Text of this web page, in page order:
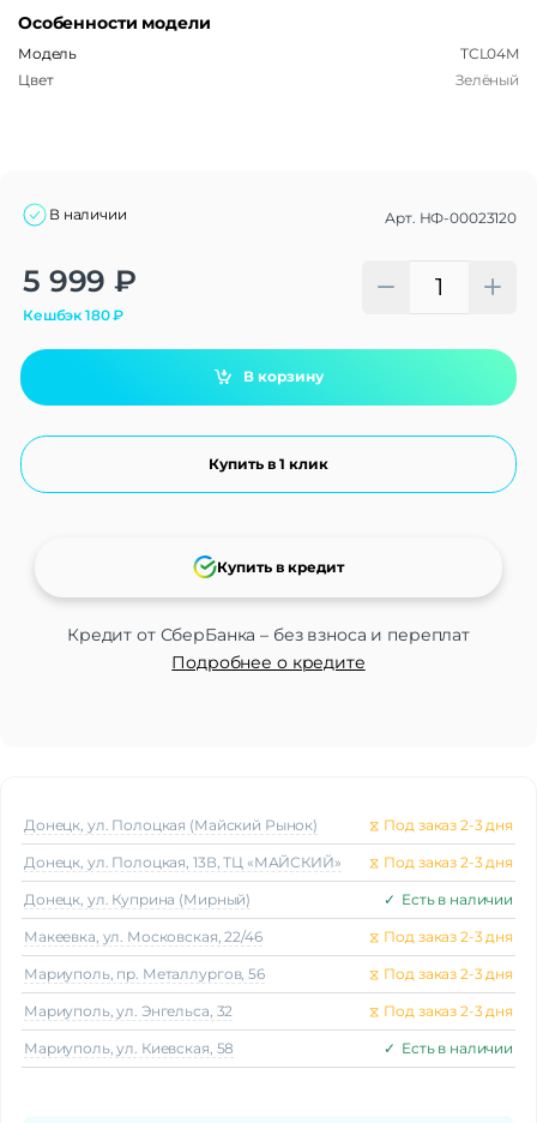
Особенности модели
Модель
TCL04M
Цвет
Зелёный
В наличии Арт. НФ-00023120
5 999 ₽
Кешбэк180₽
В корзину
Купить в 1 клик
Кредит от СберБанка – без взноса и переплат
Подробнее о кредите
Купить в кредит
Alternative:
Донецк, ул. Полоцкая (Майский Рынок) ⧖ Под заказ 2-3 дня
Донецк, ул. Полоцкая, 13В, ТЦ «МАЙСКИЙ» ⧖ Под заказ 2-3 дня
Донецк, ул. Куприна (Мирный) ✓ Есть в наличии
Макеeвка, ул. Московская, 22/46 ⧖ Под заказ 2-3 дня
Мариуполь, пр. Металлургов, 56 ⧖ Под заказ 2-3 дня
Мариуполь, ул. Энгельса, 32 ⧖ Под заказ 2-3 дня
Мариуполь, ул. Киевская, 58 ✓ Есть в наличии